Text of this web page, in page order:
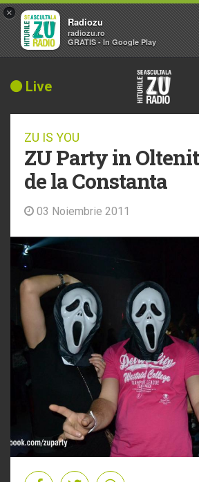
Live
ZU IS YOU
ZU Party in
de la Constanta
03 Noiembrie 2011
×
Radiozu
radiozu.ro
GRATIS - In Google Play